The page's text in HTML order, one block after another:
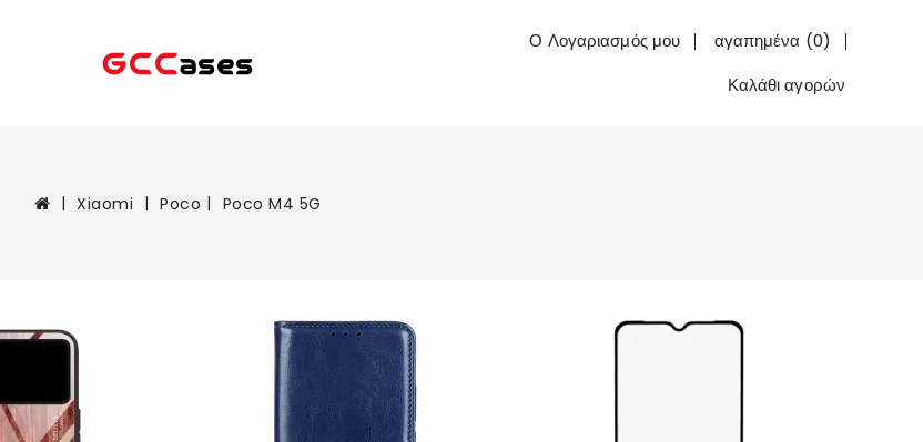
Ο Λογαριασμός μου
αγαπημένα (0)
Καλάθι αγορών
Xiaomi Poco Poco M4 5G